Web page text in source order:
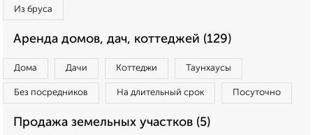
Из бруса
Аренда домов, дач, коттеджей (129)
Дома Дачи Коттеджи Таунхаусы
Без посредников На длительный срок Посуточно
Продажа земельных участков (5)